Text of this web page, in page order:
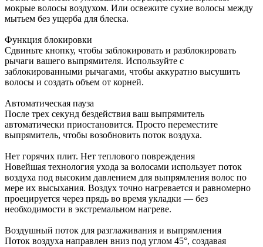
мокрые волосы воздухом. Или освежите сухие волосы между
мытьем без ущерба для блеска.
Функция блокировки
Сдвиньте кнопку, чтобы заблокировать и разблокировать
рычаги вашего выпрямителя. Используйте с
заблокированными рычагами, чтобы аккуратно высушить
волосы и создать объем от корней.
Автоматическая пауза
После трех секунд бездействия ваш выпрямитель
автоматически приостановится. Просто переместите
выпрямитель, чтобы возобновить поток воздуха.
Нет горячих плит. Нет теплового повреждения
Новейшая технология ухода за волосами использует поток
воздуха под высоким давлением для выпрямления волос по
мере их высыхания. Воздух точно нагревается и равномерно
проецируется через прядь во время укладки — без
необходимости в экстремальном нагреве.
Воздушный поток для разглаживания и выпрямления
Поток воздуха направлен вниз под углом 45°, создавая